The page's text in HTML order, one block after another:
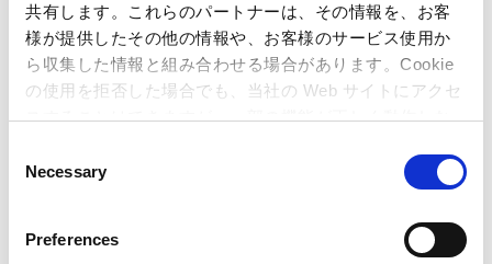
共有します。これらのパートナーは、その情報を、お客
様が提供したその他の情報や、お客様のサービス使用か
ら収集した情報と組み合わせる場合があります。Cookie
の使用を拒否した場合でも、当社の Web サイトにアクセ
スすることはできますが、一部の機能が正しく動作しな
Necessary
Preferences
2027年3月期 第1四半期 決算発表
2026年07月01日〜2026年07月27日